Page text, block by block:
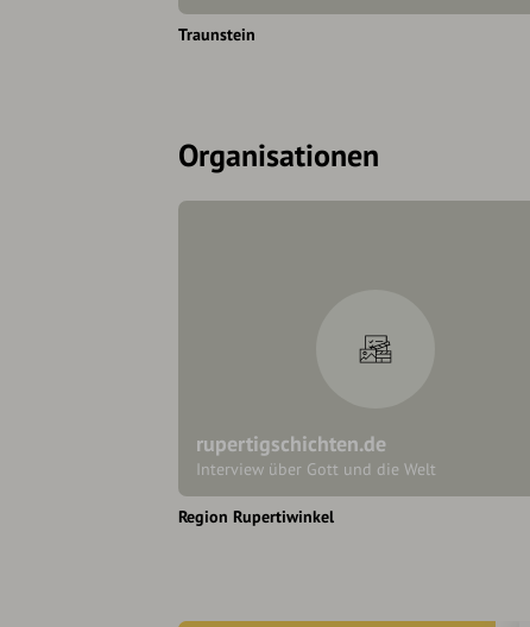
Traunstein
Organisationen
rupertigschichten.de
Interview über Gott und die Welt
Region Rupertiwinkel